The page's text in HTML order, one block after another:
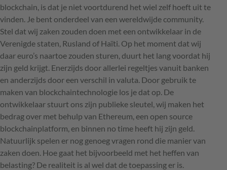
blockchain, is dat je niet voortdurend het wiel zelf hoeft uit te
vinden. Je bent onderdeel van een wereldwijde community.
Stel dat wij zaken zouden doen met een ontwikkelaar in de
Verenigde staten, Rusland of Haïti. Op het moment dat wij
daar euro’s naartoe zouden sturen, duurt het lang voordat hij
zijn geld krijgt. Enerzijds door allerlei regeltjes vanuit banken
en anderzijds door een verschil in valuta. Door gebruik te
maken van blockchaintechnologie los je dat op. De
ontwikkelaar stuurt ons zijn publieke sleutel, wij maken het
bedrag over met behulp van Ethereum, een open source
blockchainplatform, en binnen no time heeft hij zijn geld.
Natuurlijk spelen er nog genoeg vragen rond die manier van
zaken doen. Hoe gaat het bijvoorbeeld met het heffen van
belasting? De realiteit is al wel dat de toepassing er is.